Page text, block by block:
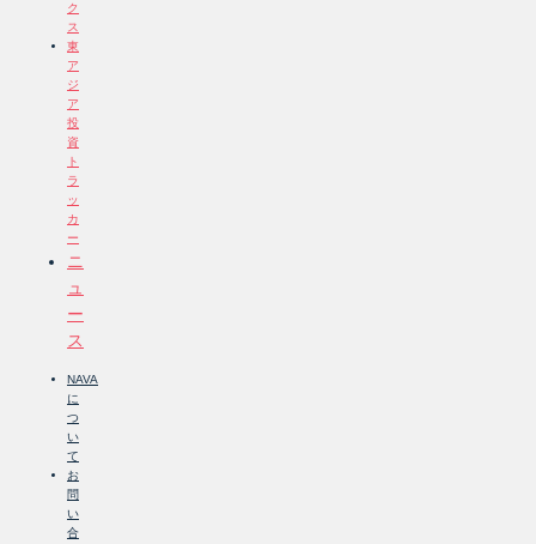
ク
ス
東
ア
ジ
ア
投
資
ト
ラ
ッ
カ
ー
ニ
ュ
ー
ス
NAVA
に
つ
い
て
お
問
い
合